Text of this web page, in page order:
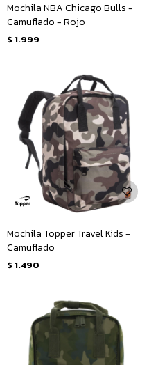
Mochila NBA Chicago Bulls -
Camuflado - Rojo
$ 1.999
Mochila Topper Travel Kids -
Camuflado
$ 1.490